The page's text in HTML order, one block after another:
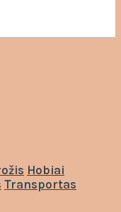
Hobiai
Transportas